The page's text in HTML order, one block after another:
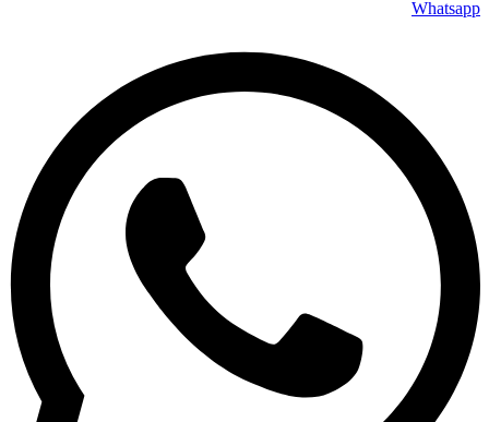
Whatsapp